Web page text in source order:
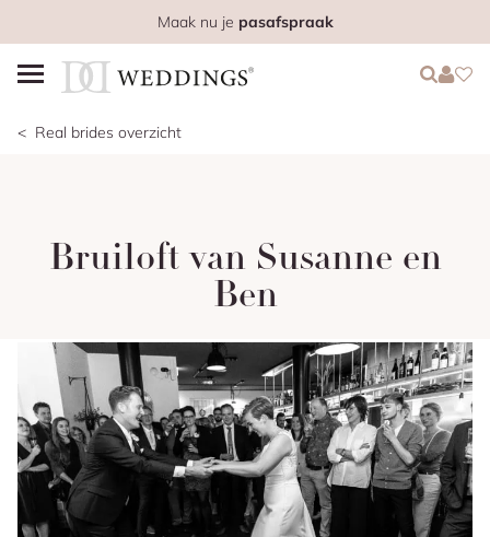
Maak nu je pasafspraak
Login
Login
Real brides overzicht
Bruiloft van Susanne en
Ben